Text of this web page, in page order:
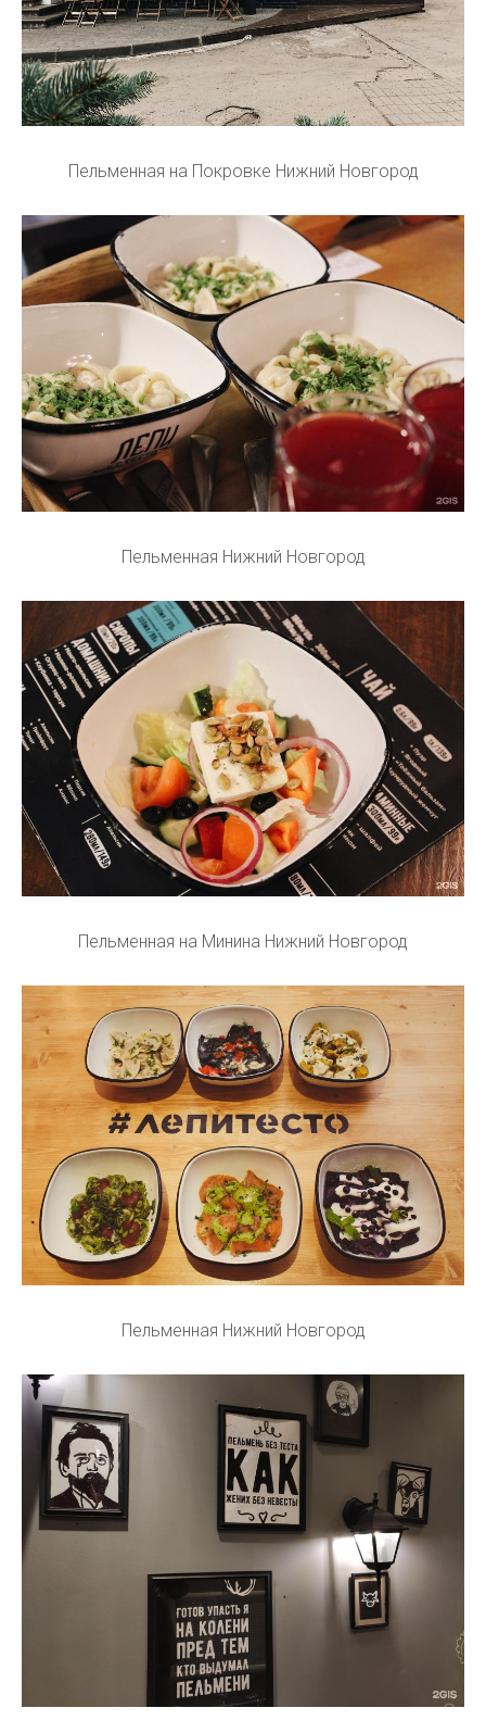
Пельменная на Покровке Нижний Новгород
Пельменная Нижний Новгород
Пельменная на Минина Нижний Новгород
Пельменная Нижний Новгород